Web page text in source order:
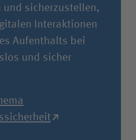
und sicherzustellen,
Interaktionen
Aufenthalts bei
und sicher